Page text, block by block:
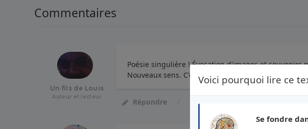
Voici pourquoi lire ce
Se fondre
Commentaires
Un fils de Louis
Auteur et lecteur
Poésie singulière ! Évocation d'images et souvenirs
Nouveaux sens. C'est bien ! ;-)
Répondre